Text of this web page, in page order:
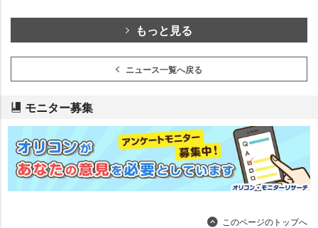
もっと見る
ニュース一覧へ戻る
モニター募集
このページのトップへ